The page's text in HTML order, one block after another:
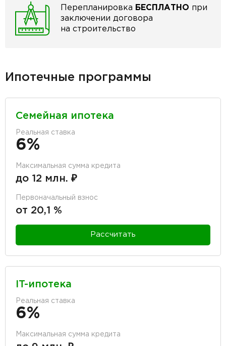
Перепланировка БЕСПЛАТНО при
заключении договора
на строительство
Ипотечные программы
Семейная ипотека
Реальная ставка
6%
Максимальная сумма кредита
до 12 млн. ₽
Первоначальный взнос
от 20,1 %
Рассчитать
IT-ипотека
Реальная ставка
6%
Максимальная сумма кредита